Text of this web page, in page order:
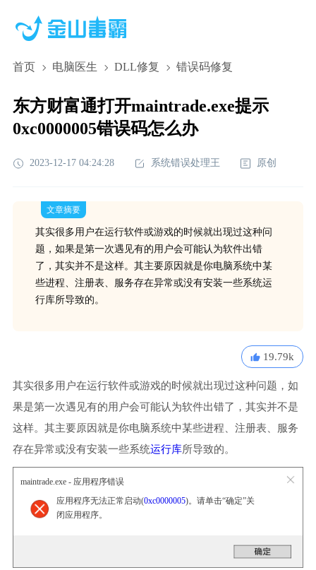
首页 电脑医生 DLL修复 错误码修复
东方财富通打开maintrade.exe提示
0xc0000005错误码怎么办
2023-12-17 04:24:28 系统错误处理王 原创
文章摘要
其实很多用户在运行软件或游戏的时候就出现过这种问
题，如果是第一次遇见有的用户会可能认为软件出错
了，其实并不是这样。其主要原因就是你电脑系统中某
些进程、注册表、服务存在异常或没有安装一些系统运
行库所导致的。
19.79k
其实很多用户在运行软件或游戏的时候就出现过这种问题，如
果是第一次遇见有的用户会可能认为软件出错了，其实并不是
这样。其主要原因就是你电脑系统中某些进程、注册表、服务
存在异常或没有安装一些系统运行库所导致的。
maintrade.exe - 应用程序错误
应用程序无法正常启动(0xc0000005)。请单击“确定”关
闭应用程序。